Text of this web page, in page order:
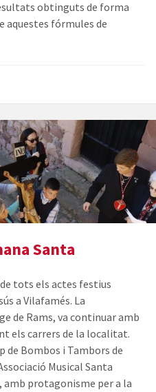
obtinguts de forma
aquestes fórmules de
Santa
tots els actes festius
a Vilafamés. La
de Rams, va continuar amb
els carrers de la localitat.
de Bombos i Tambors de
Musical Santa
amb protagonisme per a la